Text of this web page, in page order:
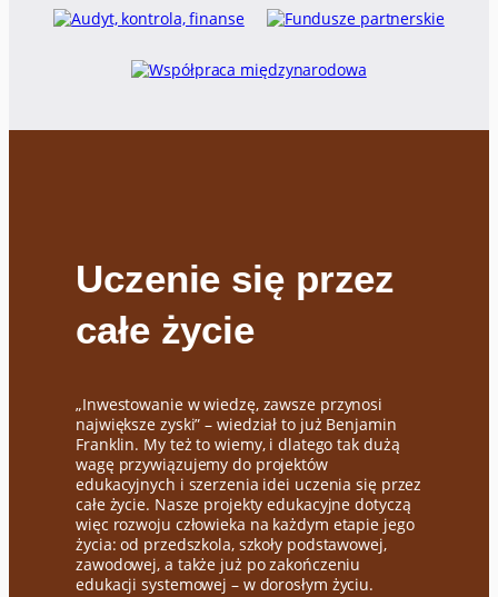
Uczenie się przez
całe życie
„Inwestowanie w wiedzę, zawsze przynosi
największe zyski” – wiedział to już Benjamin
Franklin. My też to wiemy, i dlatego tak dużą
wagę przywiązujemy do projektów
edukacyjnych i szerzenia idei uczenia się przez
całe życie. Nasze projekty edukacyjne dotyczą
więc rozwoju człowieka na każdym etapie jego
życia: od przedszkola, szkoły podstawowej,
zawodowej, a także już po zakończeniu
edukacji systemowej – w dorosłym życiu.